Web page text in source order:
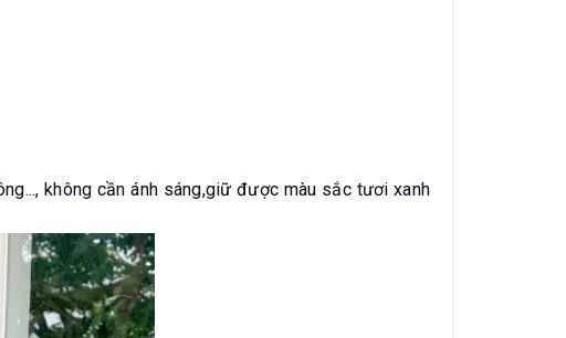
không cần ánh sáng,giữ được màu sắc tươi xanh